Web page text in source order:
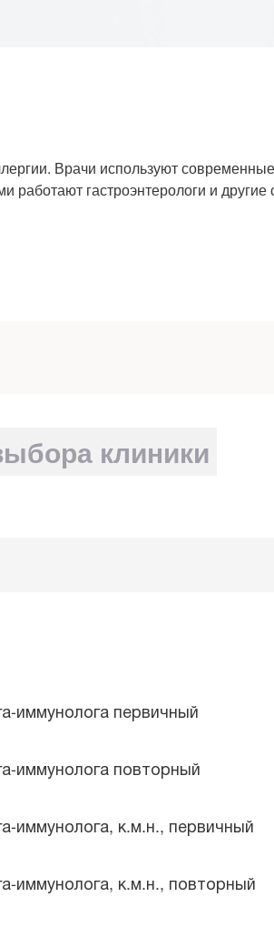
Врачи используют современные
работают гастроэнтерологи и
клиники
иммунолога первичный
иммунолога повторный
иммунолога, к.м.н., первичный
иммунолога, к.м.н., повторный